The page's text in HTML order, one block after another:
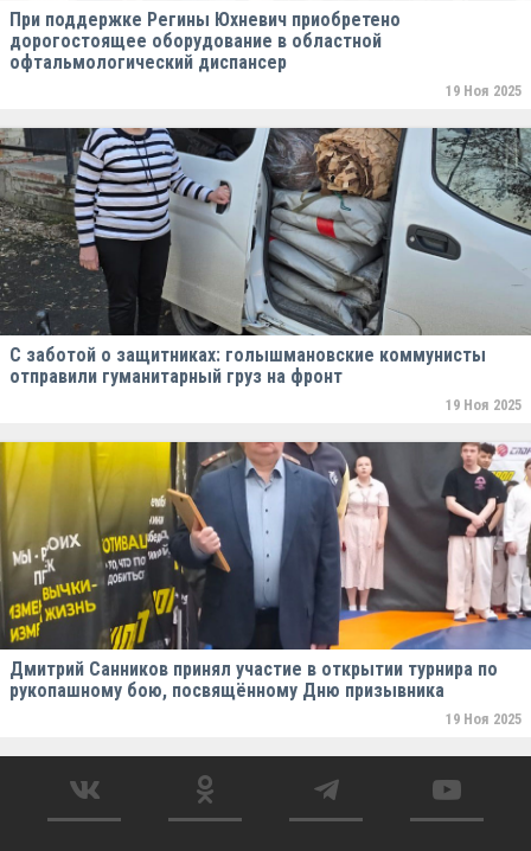
При поддержке Регины Юхневич приобретено
дорогостоящее оборудование в областной
офтальмологический диспансер
19 Ноя 2025
С заботой о защитниках: голышмановские коммунисты
отправили гуманитарный груз на фронт
19 Ноя 2025
Дмитрий Санников принял участие в открытии турнира по
рукопашному бою, посвящённому Дню призывника
19 Ноя 2025